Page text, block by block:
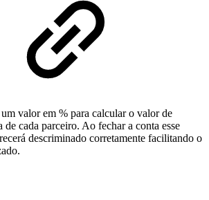
valor em % para calcular o valor de
de cada parceiro. Ao fechar a conta esse
descriminado corretamente facilitando o